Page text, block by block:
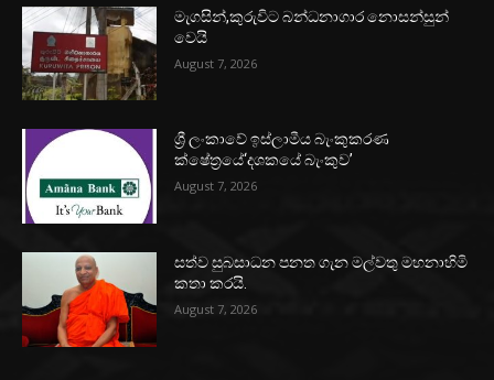
මැගසින්,කුරුවිට බන්ධනාගාර නොසන්සුන්
වෙයි
August 7, 2026
ශ්‍රී ලංකාවේ ඉස්ලාමීය බැංකුකරණ
ක්ෂේත්‍රයේ‘දශකයේ බැංකුව’
August 7, 2026
සත්ව සුබසාධන පනත ගැන මල්වතු මහනාහිමි
කතා කරයි.
August 7, 2026